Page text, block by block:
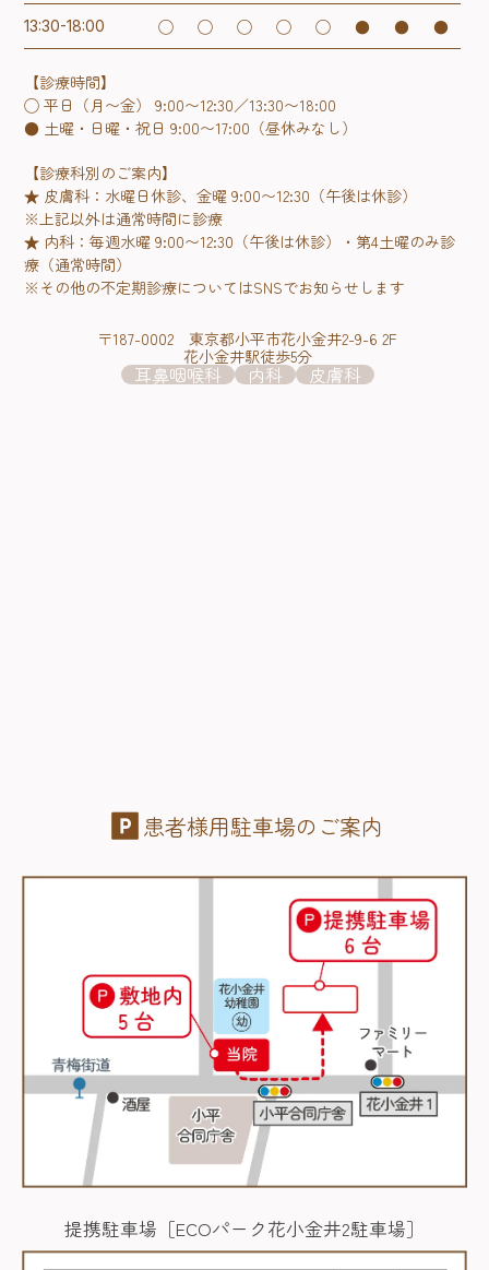
13:30-18:00 ◯ ◯ ◯ ◯ ◯ ● ● ●
【診療時間】
◯ 平日（月〜金） 9:00〜12:30／13:30〜18:00
● 土曜・日曜・祝日 9:00〜17:00（昼休みなし）
【診療科別のご案内】
★ 皮膚科：水曜日休診、金曜 9:00〜12:30（午後は休診）
※上記以外は通常時間に診療
★ 内科：毎週水曜 9:00〜12:30（午後は休診）・第4土曜のみ診
療（通常時間）
※その他の不定期診療についてはSNSでお知らせします
〒187-0002 東京都小平市花小金井2-9-6 2F
花小金井駅徒歩5分
耳鼻咽喉科 内科 皮膚科
患者様用駐車場のご案内
提携駐車場［ECOパーク花小金井2駐車場］